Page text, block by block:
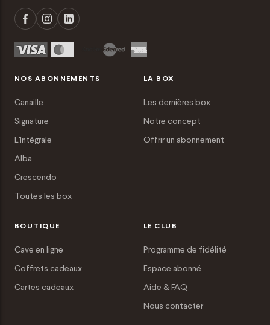
NOS ABONNEMENTS
Canaille
Signature
L'Intégrale
Alba
Crescendo
Toutes les box
LA BOX
Les dernières box
Notre concept
Offrir un abonnement
BOUTIQUE
Cave en ligne
Coffrets cadeaux
Cartes cadeaux
LE CLUB
Programme de fidélité
Espace abonné
Aide & FAQ
Nous contacter